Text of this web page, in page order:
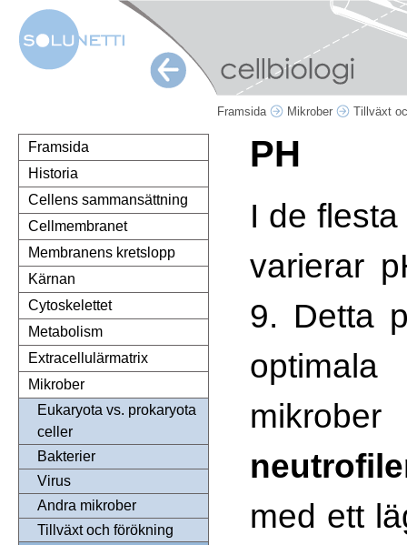
Framsida Mikrober Tillväxt
Framsida
Historia
Cellens sammansättning
Cellmembranet
Membranens kretslopp
Kärnan
Cytoskelettet
Metabolism
Extracellulärmatrix
Mikrober
Eukaryota vs. prokaryota
celler
Bakterier
Virus
Andra mikrober
Tillväxt och förökning
PH
I de
varierar
9. Detta
med ett